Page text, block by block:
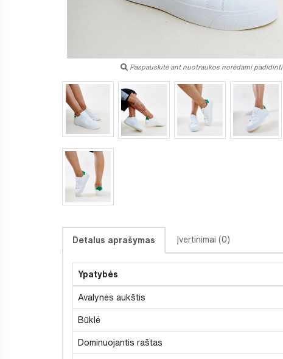
Paspauskite ant nuotraukos norėdami padidinti
Detalus aprašymas Įvertinimai (0)
Ypatybės
Avalynės aukštis
Būklė
Dominuojantis raštas